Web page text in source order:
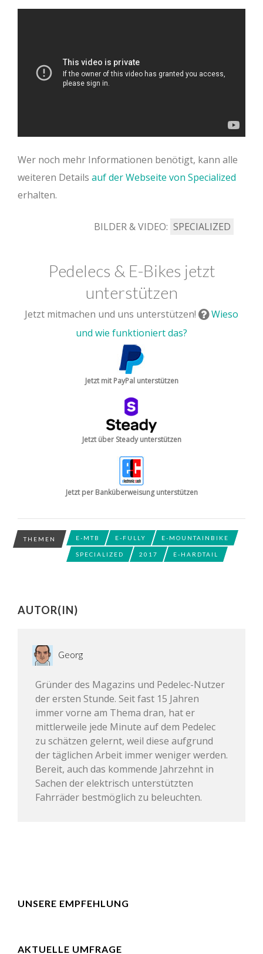
Wer noch mehr Informationen benötigt, kann alle
weiteren Details auf der Webseite von Specialized
erhalten.
BILDER & VIDEO: SPECIALIZED
Pedelecs & E-Bikes jetzt
unterstützen
Jetzt mitmachen und uns unterstützen!
Wieso
und wie funktioniert das?
Jetzt mit PayPal unterstützen
Jetzt über Steady unterstützen
Jetzt per Banküberweisung unterstützen
THEMEN E-MTB E-FULLY E-MOUNTAINBIKE
SPECIALIZED 2017 E-HARDTAIL
AUTOR(IN)
Georg
Gründer des Magazins und Pedelec-Nutzer
der ersten Stunde. Seit fast 15 Jahren
immer vorne am Thema dran, hat er
mittlerweile jede Minute auf dem Pedelec
zu schätzen gelernt, weil diese aufgrund
der täglichen Arbeit immer weniger werden.
Bereit, auch das kommende Jahrzehnt in
Sachen der elektrisch unterstützten
Fahrräder bestmöglich zu beleuchten.
UNSERE EMPFEHLUNG
AKTUELLE UMFRAGE